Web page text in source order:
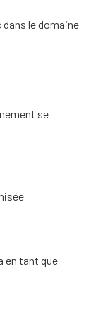
le domaine
se
en tant que